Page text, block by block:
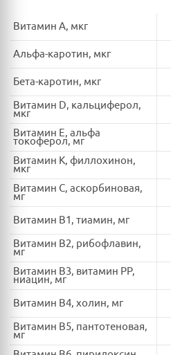
Витамин A, мкг
Альфа-каротин, мкг
Бета-каротин, мкг
Витамин D, кальциферол,
мкг
Витамин E, альфа
токоферол, мг
Витамин K, филлохинон,
мкг
Витамин C, аскорбиновая,
мг
Витамин B1, тиамин, мг
Витамин B2, рибофлавин,
мг
Витамин B3, витамин PP,
ниацин, мг
Витамин B4, холин, мг
Витамин B5, пантотеновая,
мг